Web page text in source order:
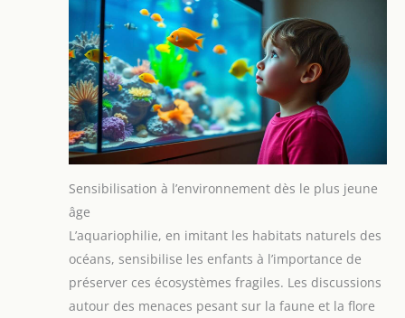
Sensibilisation à l’environnement dès le plus jeune
âge
L’aquariophilie, en imitant les habitats naturels des
océans, sensibilise les enfants à l’importance de
préserver ces écosystèmes fragiles. Les discussions
autour des menaces pesant sur la faune et la flore